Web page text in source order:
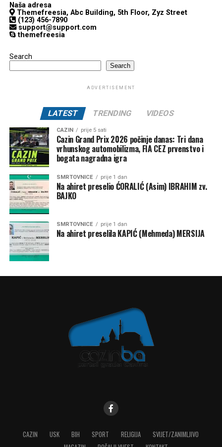
Naša adresa
Themefreesia, Abc Building, 5th Floor, Zyz Street
(123) 456-7890
support@support.com
themefreesia
Search
Search
ADVERTISEMENT
LATEST TRENDING VIDEOS
CAZIN prije 5 sati
Cazin Grand Prix 2026 počinje danas: Tri dana
vrhunskog automobilizma, FIA CEZ prvenstvo i
bogata nagradna igra
SMRTOVNICE prije 1 dan
Na ahiret preselio ĆORALIĆ (Asim) IBRAHIM zv.
BAJKO
SMRTOVNICE prije 1 dan
Na ahiret preselila KAPIĆ (Mehmeda) MERSIJA
CAZIN USK BIH SPORT RELIGIJA
SVIJET/ZANIMLJIVO